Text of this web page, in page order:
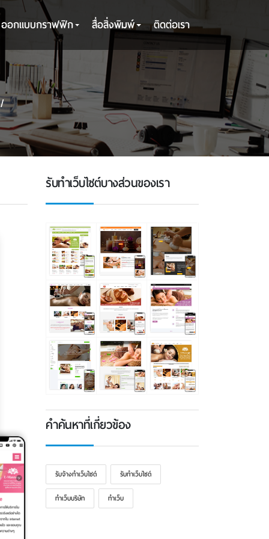
ออกแบบกราฟฟิก สื่อสิ่งพิมพ์ ติดต่อเรา
รับทําเว็บไซต์บางส่วนของเรา
คำค้นหาที่เกี่ยวข้อง
รับจ้างทำเว็บไซต์ รับทําเว็บไซต์
ทําเว็บบริษัท ทำเว็บ